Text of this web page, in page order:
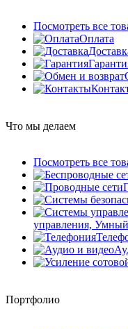
Посмотреть все
Оплата
Что мы делаем
Посмотреть все
управления,
Портфолио